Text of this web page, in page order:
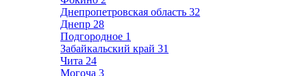
Днепропетровская область 32
Днепр 28
Подгородное 1
Забайкальский край 31
Чита 24
Могоча 3